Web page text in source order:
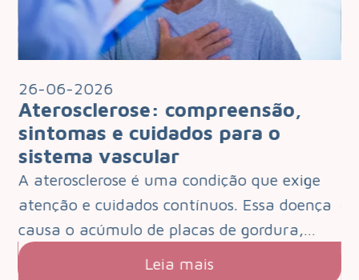
26-06-2026
Aterosclerose: compreensão,
sintomas e cuidados para o
sistema vascular
A aterosclerose é uma condição que exige
atenção e cuidados contínuos. Essa doença
causa o acúmulo de placas de gordura,…
Leia mais